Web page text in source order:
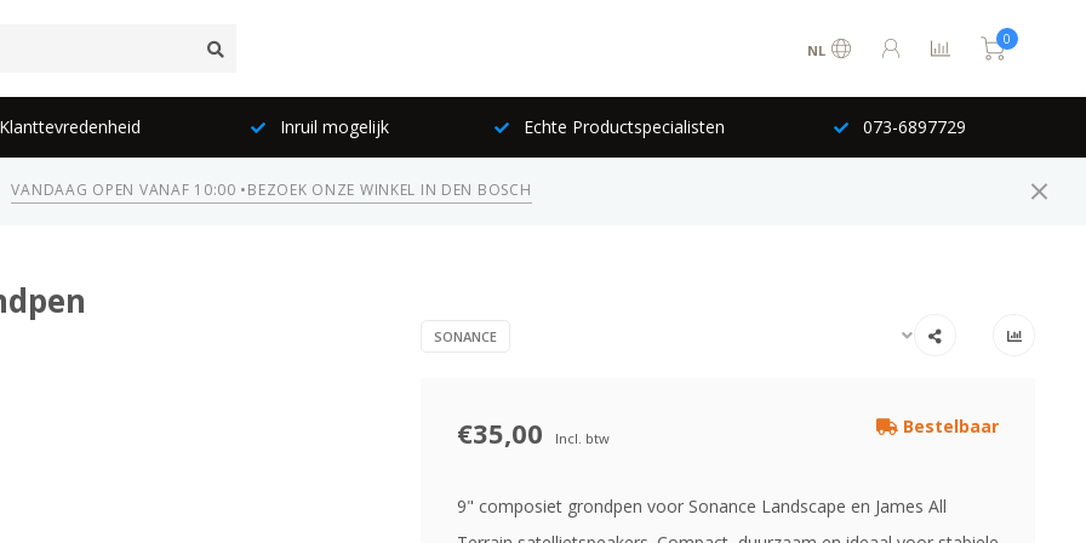
NL
0
Inruil mogelijk Echte Productspecialisten 073-6897729
VANDAAG OPEN VANAF 10:00 •BEZOEK ONZE WINKEL IN DEN BOSCH
SONANCE
€35,00 Incl. btw
Bestelbaar
9" composiet grondpen voor Sonance Landscape en James All